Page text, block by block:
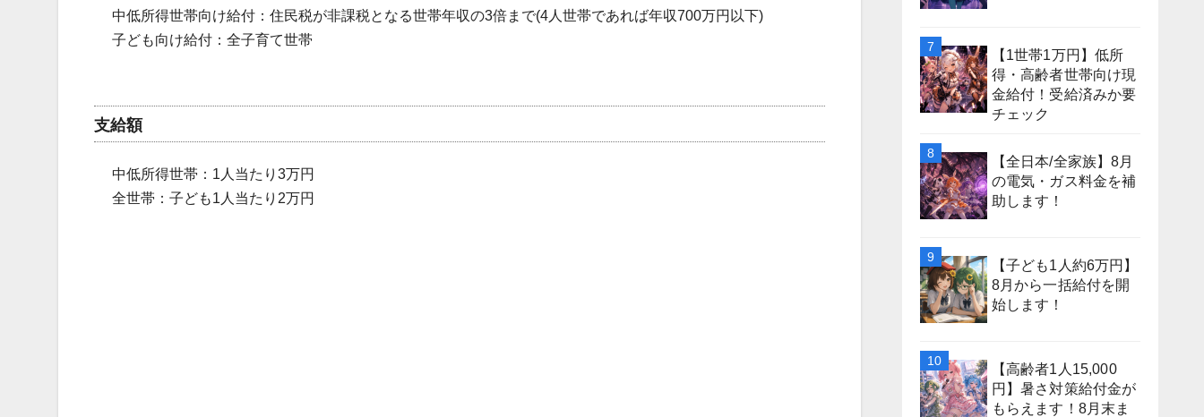
中低所得世帯向け給付：住民税が非課税となる世帯年収の3倍まで(4人世帯であれば年収700万円以下)
子ども向け給付：全子育て世帯
支給額
中低所得世帯：1人当たり3万円
全世帯：子ども1人当たり2万円
【1世帯1万円】低所
得・高齢者世帯向け現
金給付！受給済みか要
チェック
【全日本/全家族】8月
の電気・ガス料金を補
助します！
【子ども1人約6万円】
8月から一括給付を開
始します！
【高齢者1人15,000
円】暑さ対策給付金が
もらえます！8月末ま